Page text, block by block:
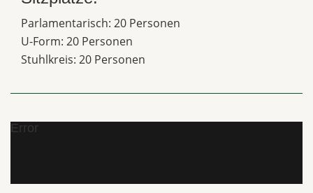
Parlamentarisch: 20 Personen
U-Form: 20 Personen
Stuhlkreis: 20 Personen
Error